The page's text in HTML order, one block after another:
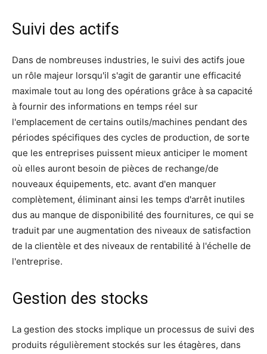
Suivi des actifs
Dans de nombreuses industries, le suivi des actifs joue
un rôle majeur lorsqu'il s'agit de garantir une efficacité
maximale tout au long des opérations grâce à sa capacité
à fournir des informations en temps réel sur
l'emplacement de certains outils/machines pendant des
périodes spécifiques des cycles de production, de sorte
que les entreprises puissent mieux anticiper le moment
où elles auront besoin de pièces de rechange/de
nouveaux équipements, etc. avant d'en manquer
complètement, éliminant ainsi les temps d'arrêt inutiles
dus au manque de disponibilité des fournitures, ce qui se
traduit par une augmentation des niveaux de satisfaction
de la clientèle et des niveaux de rentabilité à l'échelle de
l'entreprise.
Gestion des stocks
La gestion des stocks implique un processus de suivi des
produits régulièrement stockés sur les étagères, dans